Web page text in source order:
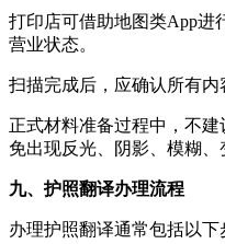
打印店可借助地图类App进
营业状态。
扫描完成后，应确认所有内
正式材料准备过程中，不
免出现反光、阴影、模糊、
九、护照翻译办理流程
办理护照翻译通常包括以下